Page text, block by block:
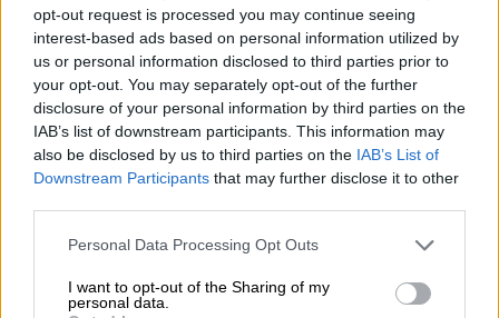
opt-out request is processed you may continue seeing
interest-based ads based on personal information utilized by
us or personal information disclosed to third parties prior to
your opt-out. You may separately opt-out of the further
disclosure of your personal information by third parties on the
IAB’s list of downstream participants. This information may
also be disclosed by us to third parties on the IAB’s List of
Downstream Participants that may further disclose it to other
Please note that this website/app uses one or more Google
not limited to your visit or usage behaviour. You may click to
grant or deny consent to Google and its third-party tags to
Personal Data Processing Opt Outs
I want to opt-out of the Sharing of my
personal data.
οικονομικά το θύμα και όταν κατάλαβαν πως
τα χρήματα που είχε σε λογαριασμό του στην
τράπεζα εξανεμίζονται, αποφάσισαν να
βάψουν τα χέρια τους με αίμα.
ΔΙΑΒΑΣΤΕ ΕΠΙΣΗΣ
Κραυγή αγωνίας από τη σύζυγο του
αστυνομικού - «Θέτει σε κίνδυνο το